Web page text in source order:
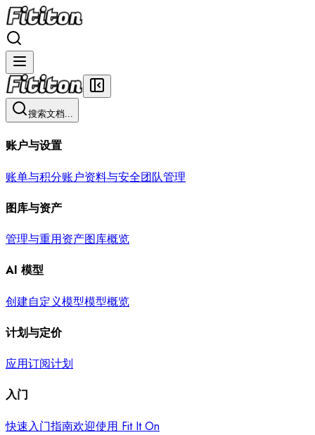
搜索文档...
账户与设置
账单与积分账户资料与安全团队管理
图库与资产
管理与重用资产图库概览
AI 模型
创建自定义模型模型概览
计划与定价
应用订阅计划
入门
快速入门指南欢迎使用 Fit It On